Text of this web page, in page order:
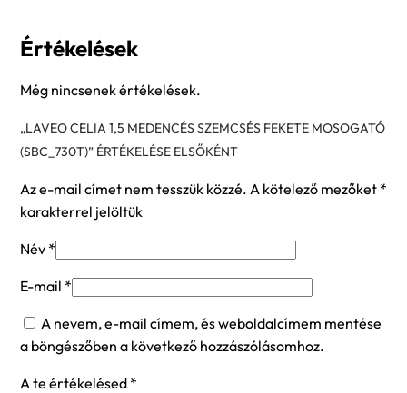
Értékelések
Még nincsenek értékelések.
„LAVEO CELIA 1,5 MEDENCÉS SZEMCSÉS FEKETE MOSOGATÓ
(SBC_730T)” ÉRTÉKELÉSE ELSŐKÉNT
Az e-mail címet nem tesszük közzé. A kötelező mezőket *
karakterrel jelöltük
Név *
E-mail *
A nevem, e-mail címem, és weboldalcímem mentése
a böngészőben a következő hozzászólásomhoz.
A te értékelésed *